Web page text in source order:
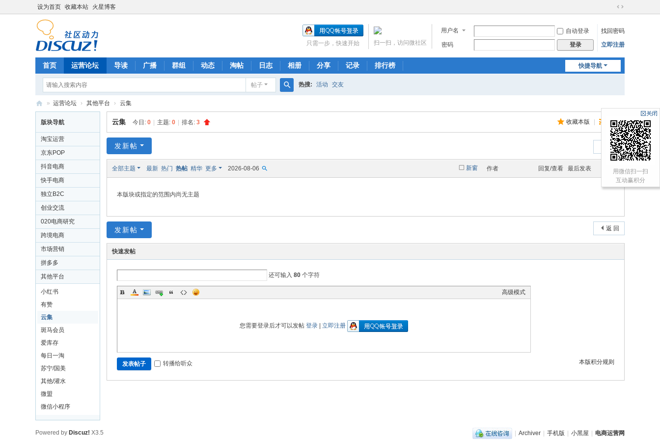
设为首页 收藏本站 火星博客
切
到
宽
用户名 自动登录
找回密码
密码
登录 立即注册
扫一扫，访问微社区
只需一步，快速开始
快捷导航
首页 运营论坛 导读 广播 群组 动态 淘帖 日志 相册 分享 记录 排行榜
帖子
索
热搜: 活动 交友
商
运
营
网
» 运营论坛 › 其他平台 › 云集
版块导航
淘宝运营
京东POP
抖音电商
快手电商
独立B2C
创业交流
020电商研究
跨境电商
市场营销
拼多多
其他平台
小红书
有赞
云集
斑马会员
爱库存
每日一淘
苏宁/国美
其他/灌水
微盟
微信小程序
收藏本版 订阅
云集 今日: 0 主题: 0 排名: 3
返 回
发新帖
新窗
全部主题 最新 热门 热帖 精华 更多 2026-08-06 作者 回复/查看 最后发表
本版块或指定的范围内尚无主题
返 回
发新帖
快速发帖
还可输入 80 个字符
高级模式
您需要登录后才可以发帖 登录 立即注册
本版积分规则
发表帖子 转播给听众
用微信扫一扫
互动赢积分
| Archiver | 手机版 | 小黑屋 | 电商运营网
Powered by Discuz! X3.5